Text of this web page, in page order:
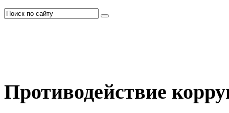
Противодействие